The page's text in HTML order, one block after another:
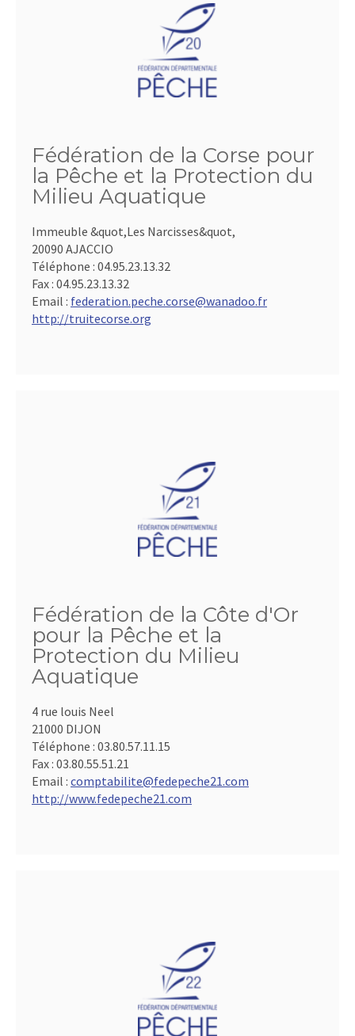
Fédération de la Corse pour
la Pêche et la Protection du
Milieu Aquatique
Immeuble &quot,Les Narcisses&quot,
20090 AJACCIO
Téléphone : 04.95.23.13.32
Fax : 04.95.23.13.32
Email : federation.peche.corse@wanadoo.fr
http://truitecorse.org
Fédération de la Côte d'Or
pour la Pêche et la
Protection du Milieu
Aquatique
4 rue louis Neel
21000 DIJON
Téléphone : 03.80.57.11.15
Fax : 03.80.55.51.21
Email : comptabilite@fedepeche21.com
http://www.fedepeche21.com